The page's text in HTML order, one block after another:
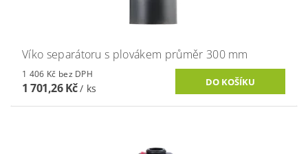
Víko separátoru s plovákem průměr 300 mm
1 406 Kč bez DPH
1 701,26 Kč/ ks